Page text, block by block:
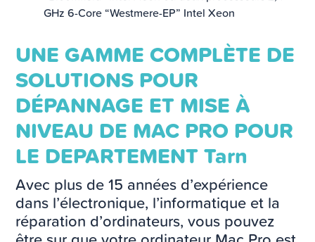
GHz 6-Core “Westmere-EP” Intel Xeon
UNE GAMME COMPLÈTE DE
SOLUTIONS POUR
DÉPANNAGE ET MISE À
NIVEAU DE MAC PRO POUR
LE DEPARTEMENT Tarn
Avec plus de 15 années d’expérience
dans l’électronique, l’informatique et la
réparation d’ordinateurs, vous pouvez